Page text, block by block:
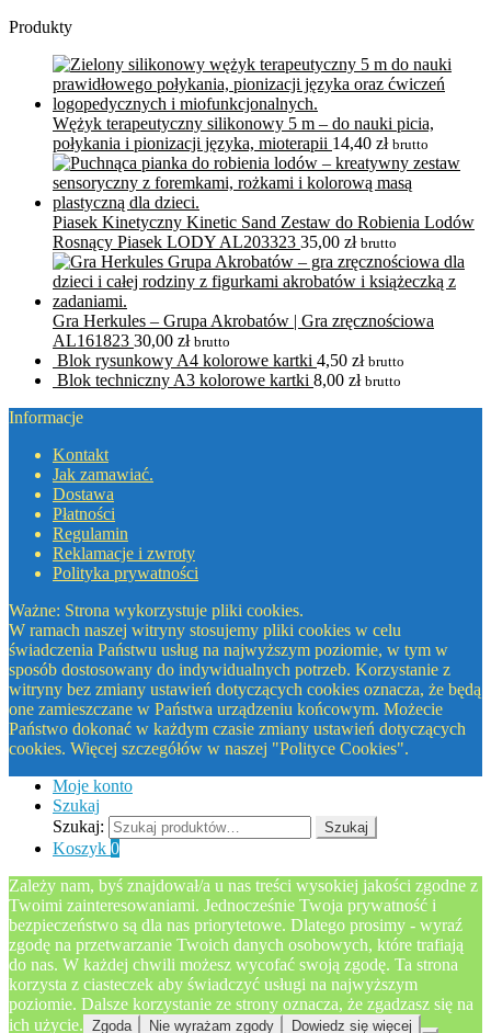
Produkty
Wężyk terapeutyczny silikonowy 5 m – do nauki picia,
połykania i pionizacji języka, mioterapii 14,40 zł brutto
Piasek Kinetyczny Kinetic Sand Zestaw do Robienia Lodów
Rosnący Piasek LODY AL203323 35,00 zł brutto
Gra Herkules – Grupa Akrobatów | Gra zręcznościowa
AL161823 30,00 zł brutto
Blok rysunkowy A4 kolorowe kartki 4,50 zł brutto
Blok techniczny A3 kolorowe kartki 8,00 zł brutto
Informacje
Kontakt
Jak zamawiać.
Dostawa
Płatności
Regulamin
Reklamacje i zwroty
Polityka prywatności
Ważne: Strona wykorzystuje pliki cookies.
W ramach naszej witryny stosujemy pliki cookies w celu
świadczenia Państwu usług na najwyższym poziomie, w tym w
sposób dostosowany do indywidualnych potrzeb. Korzystanie z
witryny bez zmiany ustawień dotyczących cookies oznacza, że będą
one zamieszczane w Państwa urządzeniu końcowym. Możecie
Państwo dokonać w każdym czasie zmiany ustawień dotyczących
cookies. Więcej szczegółów w naszej "Polityce Cookies".
Moje konto
Szukaj
Szukaj:
Szukaj
Koszyk 0
Zależy nam, byś znajdował/a u nas treści wysokiej jakości zgodne z
Twoimi zainteresowaniami. Jednocześnie Twoja prywatność i
bezpieczeństwo są dla nas priorytetowe. Dlatego prosimy - wyraź
zgodę na przetwarzanie Twoich danych osobowych, które trafiają
do nas. W każdej chwili możesz wycofać swoją zgodę. Ta strona
korzysta z ciasteczek aby świadczyć usługi na najwyższym
poziomie. Dalsze korzystanie ze strony oznacza, że zgadzasz się na
ich użycie. Zgoda Nie wyrażam zgody Dowiedz się więcej